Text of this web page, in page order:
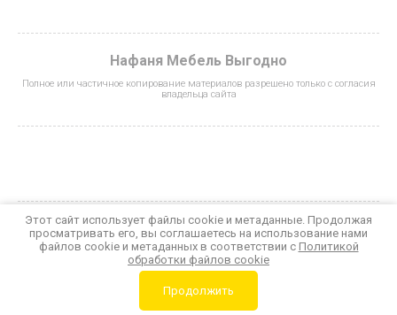
Нафаня Мебель Выгодно
Полное или частичное копирование материалов разрешено только с согласия
владельца сайта
© 2023 - 2026 Нафаня Мебель Выгодно
Политика конфиденциальности
Мегагрупп.ру
Этот сайт использует файлы cookie и метаданные. Продолжая
просматривать его, вы соглашаетесь на использование нами
файлов cookie и метаданных в соответствии с Политикой
обработки файлов cookie
Продолжить